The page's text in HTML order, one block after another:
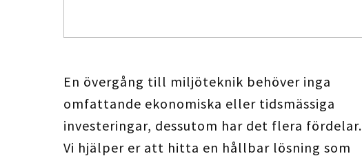
En övergång till miljöteknik behöver inga
omfattande ekonomiska eller tidsmässiga
investeringar, dessutom har det flera fördelar.
Vi hjälper er att hitta en hållbar lösning som